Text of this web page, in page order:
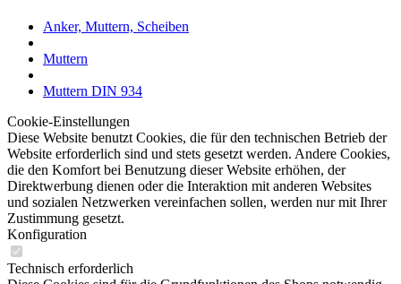
Anker, Muttern, Scheiben
Muttern
Muttern DIN 934
Cookie-Einstellungen
Diese Website benutzt Cookies, die für den technischen Betrieb der
Website erforderlich sind und stets gesetzt werden. Andere Cookies,
die den Komfort bei Benutzung dieser Website erhöhen, der
Direktwerbung dienen oder die Interaktion mit anderen Websites
und sozialen Netzwerken vereinfachen sollen, werden nur mit Ihrer
Zustimmung gesetzt.
Konfiguration
Technisch erforderlich